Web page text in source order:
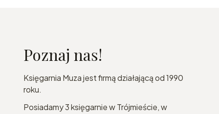
Poznaj nas!
Księgarnia Muza jest firmą działającą od 1990
roku.
Posiadamy 3 księgarnie w Trójmieście, w